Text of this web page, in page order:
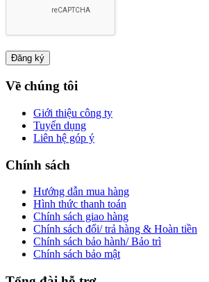
Về chúng tôi
Giới thiệu công ty
Tuyển dụng
Liên hệ góp ý
Chính sách
Hướng dẫn mua hàng
Hình thức thanh toán
Chính sách giao hàng
Chính sách đổi/ trả hàng & Hoàn tiền
Chính sách bảo hành/ Bảo trì
Chính sách bảo mật